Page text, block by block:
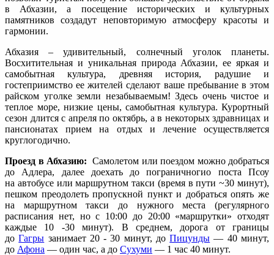
в Абхазии, а посещение исторических и культурных
памятников создадут неповторимую атмосферу красоты и
гармонии.
Абхазия – удивительный, солнечный уголок планеты.
Восхитительная и уникальная природа Абхазии, ее яркая и
самобытная культура, древняя история, радушие и
гостеприимство ее жителей сделают ваше пребывание в этом
райском уголке земли незабываемым! Здесь очень чистое и
теплое море, низкие цены, самобытная культура. Курортный
сезон длится с апреля по октябрь, а в некоторых здравницах и
пансионатах прием на отдых и лечение осуществляется
круглогодично.
Проезд в Абхазию: Самолетом или поездом можно добраться
до Адлера, далее доехать до пограничногио поста Псоу
на автобусе или маршрутном такси (время в пути ~30 минут),
пешком преодолеть пропускной пункт и добраться опять же
на маршрутном такси до нужного места (регулярного
расписания нет, но с 10:00 до 20:00 «маршрутки» отходят
каждые 10 -30 минут). В среднем, дорога от границы
доГагры занимает 20 - 30 минут, доПицунды — 40 минут,
до Афона — один час, а до Сухуми — 1 час 40 минут.